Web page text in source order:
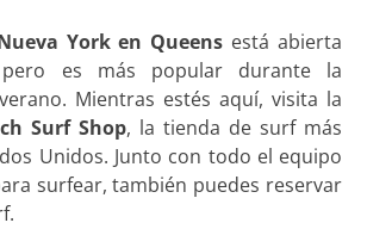
York en Queens está abierta
es más popular durante la
Mientras estés aquí, visita la
Surf Shop, la tienda de surf más
Unidos. Junto con todo el equipo
surfear, también puedes reservar